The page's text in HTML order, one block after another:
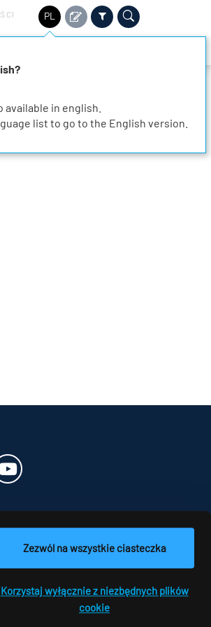
Zezwól na wszystkie ciasteczka
Korzystaj wyłącznie z niezbędnych plików
cookie
PL
available in english.
list to go to the English version.